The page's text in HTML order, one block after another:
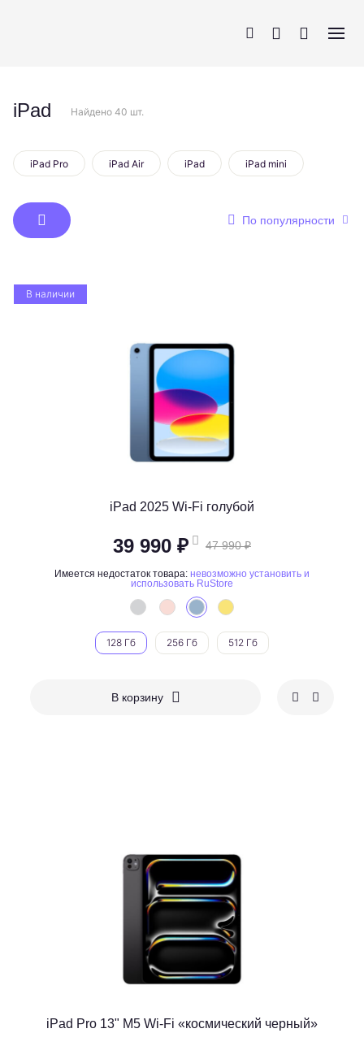
iPhone AirPods MacBook Apple Watch
iPad Найдено 40 шт.
iPad Pro iPad Air iPad iPad mini
По популярности
В наличии
iPad 2025 Wi-Fi голубой
39 990 ₽ 47 990 ₽
Имеется недостаток товара: невозможно установить и
использовать RuStore
128 Гб 256 Гб 512 Гб
В корзину
iPad Pro 13" M5 Wi-Fi «космический черный»